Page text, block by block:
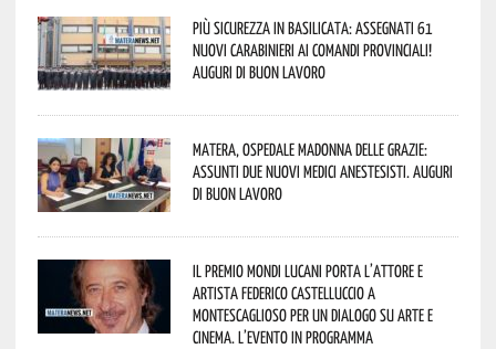
Più sicurezza in Basilicata: assegnati 61
nuovi Carabinieri ai Comandi provinciali!
Auguri di buon lavoro
Matera, Ospedale Madonna delle Grazie:
assunti due nuovi medici anestesisti. Auguri
di buon lavoro
Il Premio Mondi Lucani porta l’attore e
artista Federico Castelluccio a
Montescaglioso per un dialogo su arte e
cinema. L’evento in programma